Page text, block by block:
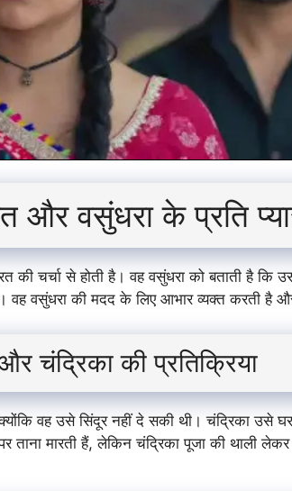
और वसुंधरा के प्रति
की चर्चा से होती है। वह वसुंधरा को बताती है कि
वह वसुंधरा की मदद के लिए आभार व्यक्त करती है
चंद्रिका की प्रतिक्रिया
क्योंकि वह उसे सिंदूर नहीं दे सकी थी। चंद्रिका
ताना मारती हैं, लेकिन चंद्रिका पूजा की थाली